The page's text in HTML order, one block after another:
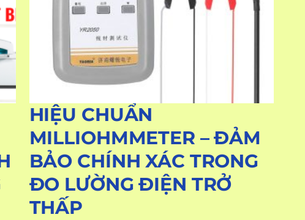
HIỆU CHUẨN
MILLIOHMMETER – ĐẢM
BẢO CHÍNH XÁC TRONG
ĐO LƯỜNG ĐIỆN TRỞ
THẤP